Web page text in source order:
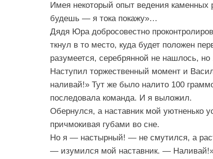
Имея некоторый опыт ведения каменных
будешь — я тока покажу»…
Дядя Юра добросовестно
ткнул в то место, куда будет положен
разумеется, серебрянной не нашлось, но
Наступил торжественный момент и
наливай!» Тут же было налито 100
последовала команда. И я выложил.
Обернулся, а наставник мой уютненько
причмокивая губами во сне.
Но я — настырный! — не смутился, а
— изумился мой наставник. —